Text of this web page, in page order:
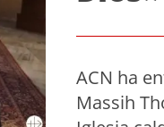
ACN ha
Massih